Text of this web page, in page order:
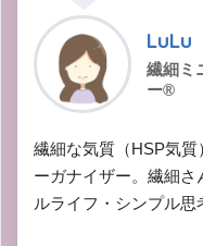
LuLu
繊細ミ
ー®︎
繊細な気質（HSP気
ーガナイザー。繊細
ルライフ・シンプル思